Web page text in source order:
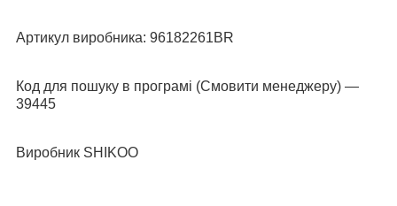
Артикул виробника: 96182261BR
Код для пошуку в програмі (Смовити менеджеру) —
39445
Виробник SHIKOO